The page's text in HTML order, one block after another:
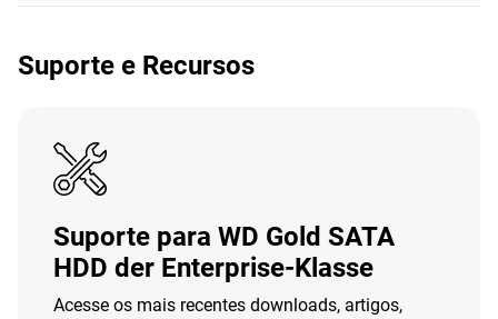
Suporte e Recursos
Suporte para WD Gold SATA
HDD der Enterprise-Klasse
Acesse os mais recentes downloads, artigos,